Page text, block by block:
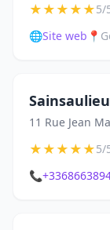
★★★★★5/
🌐Site web 📍
11 Rue Jean
★★★★★5/
📞